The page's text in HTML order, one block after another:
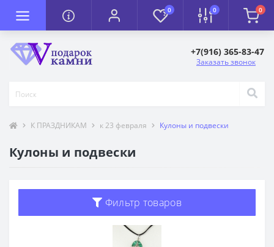
0 0 0
+7(916) 365-83-47
Заказать звонок
К ПРАЗДНИКАМ к 23 февраля Кулоны и подвески
Кулоны и подвески
Фильтр товаров